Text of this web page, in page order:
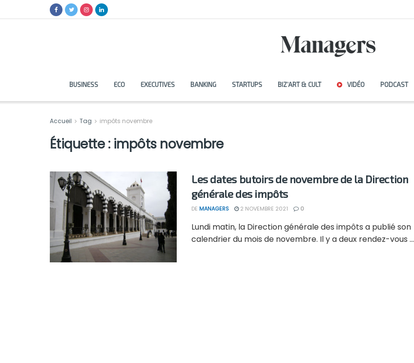
BUSINESS ECO EXECUTIVES BANKING STARTUPS BIZ’ART & CULT VIDÉO PODCAST
Accueil Tag impôts novembre
Étiquette : impôts novembre
Les dates butoirs de novembre de la Direction
générale des impôts
DE MANAGERS 2 NOVEMBRE 2021 0
Lundi matin, la Direction générale des impôts a publié son
calendrier du mois de novembre. Il y a deux rendez-vous ...